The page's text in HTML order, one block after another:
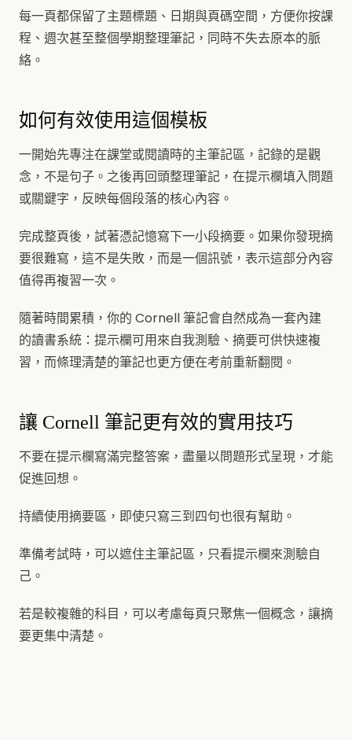
每一頁都保留了主題標題、日期與頁碼空間，方便你按課
程、週次甚至整個學期整理筆記，同時不失去原本的脈
絡。
如何有效使用這個模板
一開始先專注在課堂或閱讀時的主筆記區，記錄的是觀
念，不是句子。之後再回頭整理筆記，在提示欄填入問題
或關鍵字，反映每個段落的核心內容。
完成整頁後，試著憑記憶寫下一小段摘要。如果你發現摘
要很難寫，這不是失敗，而是一個訊號，表示這部分內容
值得再複習一次。
隨著時間累積，你的 Cornell 筆記會自然成為一套內建
的讀書系統：提示欄可用來自我測驗、摘要可供快速複
習，而條理清楚的筆記也更方便在考前重新翻閱。
讓 Cornell 筆記更有效的實用技巧
不要在提示欄寫滿完整答案，盡量以問題形式呈現，才能
促進回想。
持續使用摘要區，即使只寫三到四句也很有幫助。
準備考試時，可以遮住主筆記區，只看提示欄來測驗自
己。
若是較複雜的科目，可以考慮每頁只聚焦一個概念，讓摘
要更集中清楚。